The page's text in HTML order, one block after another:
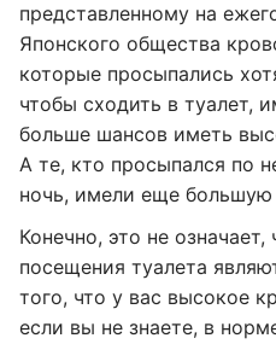
представленному на
Японского общества
которые просыпались
чтобы сходить в туалет,
больше шансов иметь
А те, кто просыпался по
ночь, имели еще большую
Конечно, это не
посещения туалета
того, что у вас высокое
если вы не знаете, в